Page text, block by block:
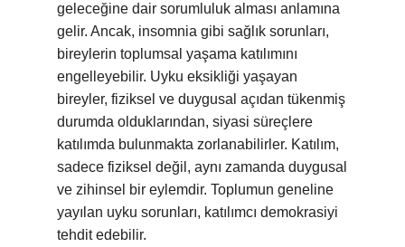
geleceğine dair sorumluluk alması anlamına
gelir. Ancak, insomnia gibi sağlık sorunları,
bireylerin toplumsal yaşama katılımını
engelleyebilir. Uyku eksikliği yaşayan
bireyler, fiziksel ve duygusal açıdan tükenmiş
durumda olduklarından, siyasi süreçlere
katılımda bulunmakta zorlanabilirler. Katılım,
sadece fiziksel değil, aynı zamanda duygusal
ve zihinsel bir eylemdir. Toplumun geneline
yayılan uyku sorunları, katılımcı demokrasiyi
tehdit edebilir.